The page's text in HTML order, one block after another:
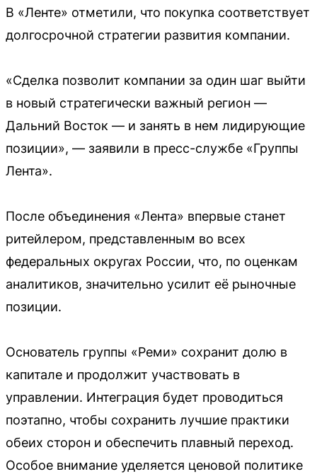
В «Ленте» отметили, что покупка соответствует
долгосрочной стратегии развития компании.
«Сделка позволит компании за один шаг выйти
в новый стратегически важный регион —
Дальний Восток — и занять в нем лидирующие
позиции», — заявили в пресс-службе «Группы
Лента».
После объединения «Лента» впервые станет
ритейлером, представленным во всех
федеральных округах России, что, по оценкам
аналитиков, значительно усилит её рыночные
позиции.
Основатель группы «Реми» сохранит долю в
капитале и продолжит участвовать в
управлении. Интеграция будет проводиться
поэтапно, чтобы сохранить лучшие практики
обеих сторон и обеспечить плавный переход.
Особое внимание уделяется ценовой политике